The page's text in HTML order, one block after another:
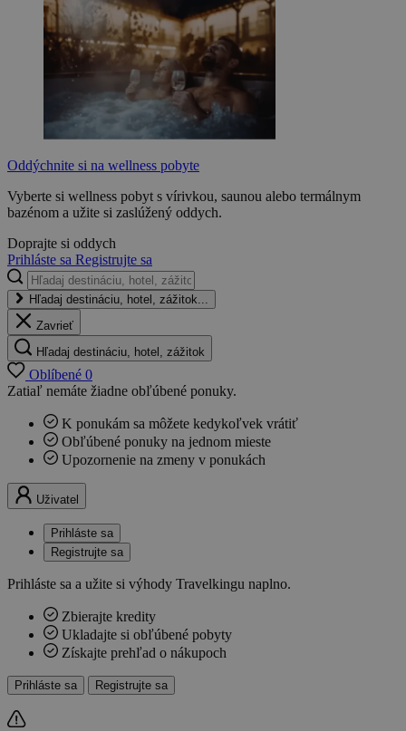
Oddýchnite si na wellness pobyte
Vyberte si wellness pobyt s vírivkou, saunou alebo termálnym
bazénom a užite si zaslúžený oddych.
Doprajte si oddych
Prihláste sa Registrujte sa
Hľadaj destináciu, hotel, zážitok...
Zavrieť
Hľadaj destináciu, hotel, zážitok
Oblíbené 0
Zatiaľ nemáte žiadne obľúbené ponuky.
K ponukám sa môžete kedykoľvek vrátiť
Obľúbené ponuky na jednom mieste
Upozornenie na zmeny v ponukách
Uživatel
Prihláste sa
Registrujte sa
Prihláste sa a užite si výhody Travelkingu naplno.
Zbierajte kredity
Ukladajte si obľúbené pobyty
Získajte prehľad o nákupoch
Prihláste sa Registrujte sa